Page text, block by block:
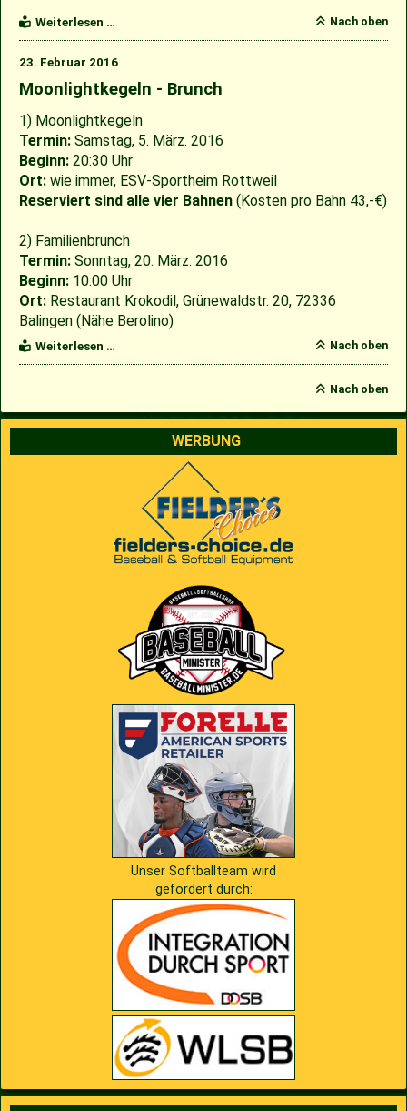
Weiterlesen … Nach oben
23. Februar 2016
Moonlightkegeln - Brunch
1) Moonlightkegeln
Termin: Samstag, 5. März. 2016
Beginn: 20:30 Uhr
Ort: wie immer, ESV-Sportheim Rottweil
Reserviert sind alle vier Bahnen (Kosten pro Bahn 43,-€)
2) Familienbrunch
Termin: Sonntag, 20. März. 2016
Beginn: 10:00 Uhr
Ort: Restaurant Krokodil, Grünewaldstr. 20, 72336
Balingen (Nähe Berolino)
Weiterlesen … Nach oben
Nach oben
WERBUNG
Unser Softballteam wird
gefördert durch: